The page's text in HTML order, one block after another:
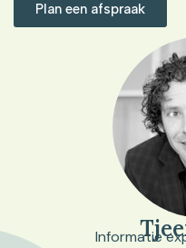
Plan een afspraak
Informatie